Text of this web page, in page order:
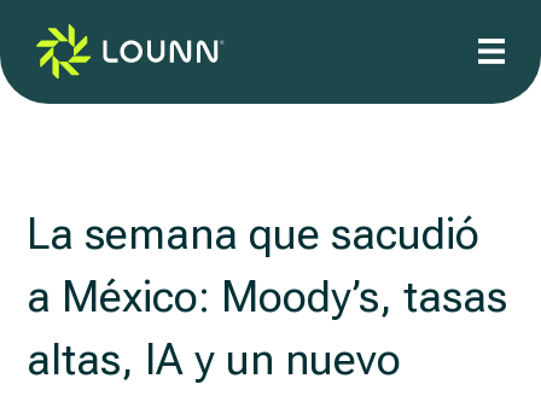
La semana que sacudió
a México: Moody’s, tasas
altas, IA y un nuevo